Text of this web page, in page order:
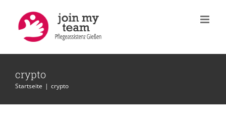
Inhalt
springen
crypto
Startseite | crypto